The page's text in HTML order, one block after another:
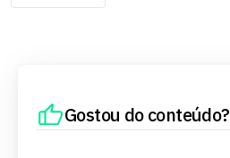
Gostou do conteúdo?